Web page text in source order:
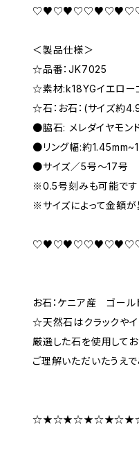
＜製品仕様＞
☆品番：JK7025
☆素材:k18YGイエロー
☆石：お石：(サイズ約
●脇石: メレダイヤモン
●リング幅:約
●サイズ／5号〜17号
※0.5号刻みも可能です
※サイズによって金額が
お石：ケニア産 ゴール
☆天然石はクラックやイ
厳選した石を使用して
ご理解いただいたうえ